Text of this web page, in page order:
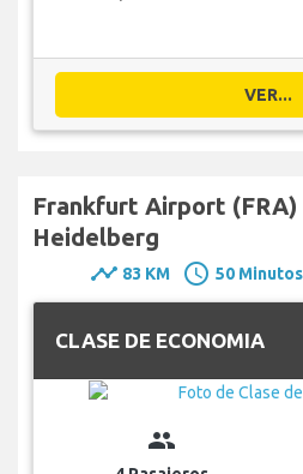
VER...
Frankfurt Airport
Heidelberg
timeline 83 KM schedule 50
CLASE DE ECONOMIA
group